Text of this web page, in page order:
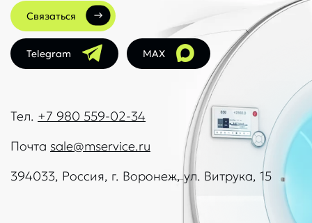
Связаться
Telegram MAX
Тел. +7 980 559-02-34
Почта sale@mservice.ru
394033, Россия, г. Воронеж, ул. Витрука, 15